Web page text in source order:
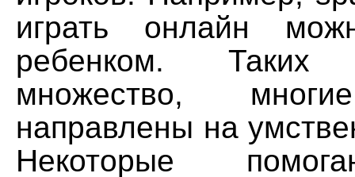
играть онлайн
ребенком.
множество,
направлены на
Некоторые